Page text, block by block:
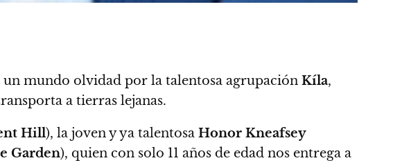
mundo olvidad por la talentosa agrupación Kíla,
a tierras lejanas.
Hill), la joven y ya talentosa Honor Kneafsey
Garden), quien con solo 11 años de edad nos entrega a